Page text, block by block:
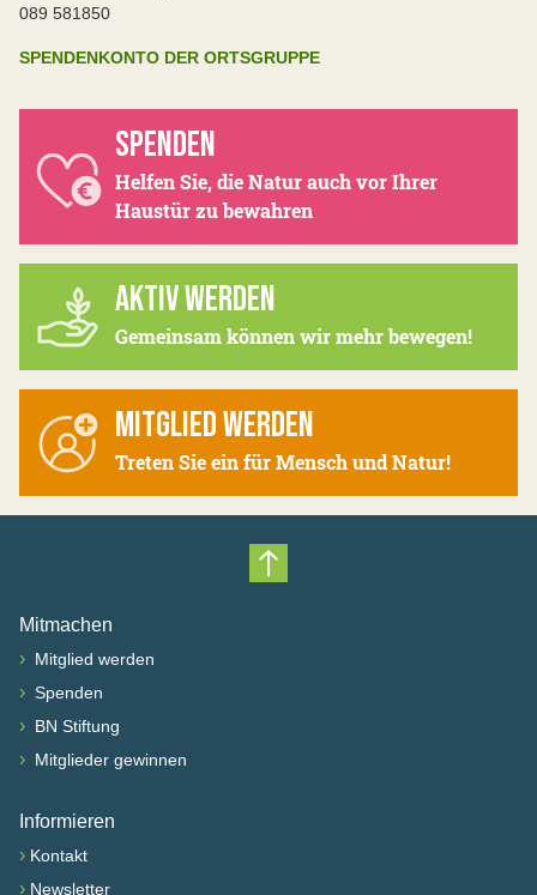
089 581850
SPENDENKONTO DER ORTSGRUPPE
SPENDEN
Helfen Sie, die Natur auch vor Ihrer
Haustür zu bewahren
AKTIV WERDEN
Gemeinsam können wir mehr bewegen!
MITGLIED WERDEN
Treten Sie ein für Mensch und Natur!
Nach oben scrollen
Mitmachen
› Mitglied werden
› Spenden
› BN Stiftung
› Mitglieder gewinnen
Informieren
› Kontakt
› Newsletter